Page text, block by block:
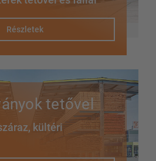
Részletek
tetővel
kültéri